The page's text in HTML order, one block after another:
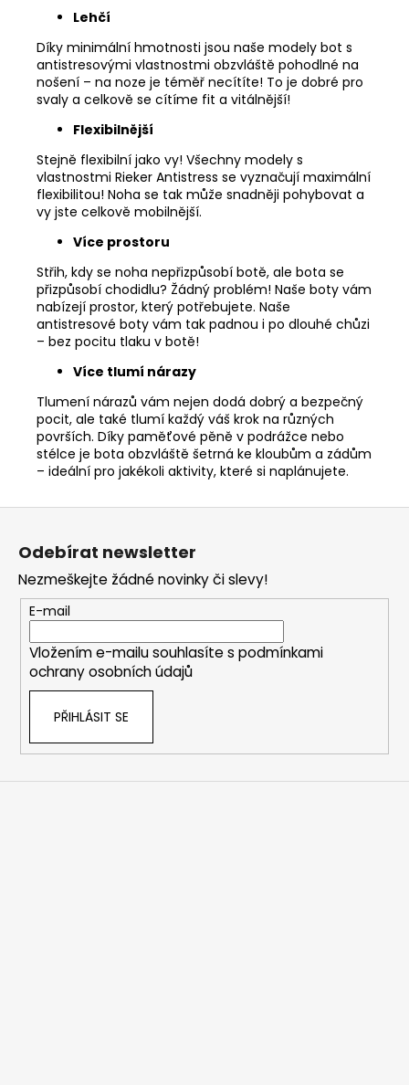
Lehčí
Díky minimální hmotnosti jsou naše modely bot s
antistresovými vlastnostmi obzvláště pohodlné na
nošení – na noze je téměř necítíte! To je dobré pro
svaly a celkově se cítíme fit a vitálnější!
Flexibilnější
Stejně flexibilní jako vy! Všechny modely s
vlastnostmi Rieker Antistress se vyznačují maximální
flexibilitou! Noha se tak může snadněji pohybovat a
vy jste celkově mobilnější.
Více prostoru
Střih, kdy se noha nepřizpůsobí botě, ale bota se
přizpůsobí chodidlu? Žádný problém! Naše boty vám
nabízejí prostor, který potřebujete. Naše
antistresové boty vám tak padnou i po dlouhé chůzi
– bez pocitu tlaku v botě!
Více tlumí nárazy
Tlumení nárazů vám nejen dodá dobrý a bezpečný
pocit, ale také tlumí každý váš krok na různých
površích. Díky paměťové pěně v podrážce nebo
stélce je bota obzvláště šetrná ke kloubům a zádům
– ideální pro jakékoli aktivity, které si naplánujete.
Z
Odebírat newsletter
Nezmeškejte žádné novinky či slevy!
E-mail
Vložením e-mailu souhlasíte s podmínkami
ochrany osobních údajů
PŘIHLÁSIT SE